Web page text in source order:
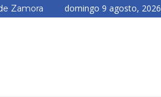
Zamora domingo 9 agosto, 2026